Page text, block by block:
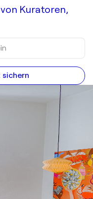
Kuratoren,
sichern